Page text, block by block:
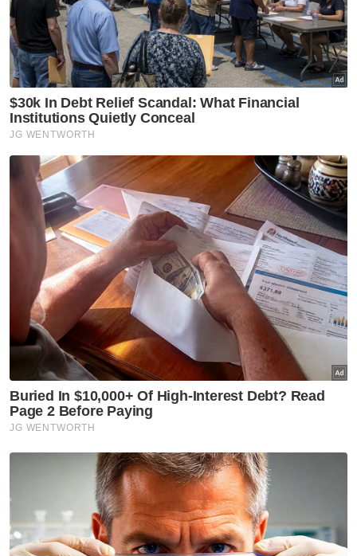
Isu import udang Thailand
dijangka selesai pertengahan
bulan ini – Mohamad Sabu